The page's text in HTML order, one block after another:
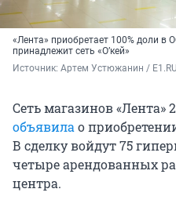
«Лента» приобретает 100% доли в
принадлежит сеть «О’кей»
Источник: Артем Устюжанин / E1.RU
Сеть магазинов
объявилао
В сделку войдут 75
четыре арендованных
центра.